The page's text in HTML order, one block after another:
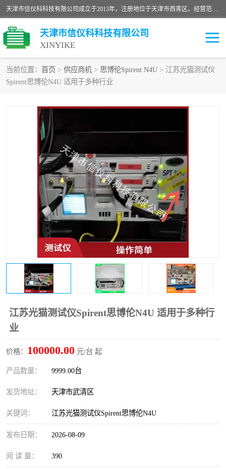
天津市信仪科科技有限公司成立于2013年，注册地位于天津市西青区。经营范围包括计算机软件、电子产品、仪器技术开发、技术转让、技术咨询、技术服务、网络工程、电子监控工程安装等；主要产品有：网络流量测试仪、Ixia XM2、XM12、XGS2、XGS12、400T、1600T、X16网络协议分析仪，Agilent N2X 等等各种型号，欢迎来电咨询。
天津市信仪科科技有限公司
XINYIKE
当前位置： 首页 > 供应商机 > 思博伦Spirent N4U > 江苏光猫测试仪
Spirent思博伦N4U 适用于多种行业
江苏光猫测试仪Spirent思博伦N4U 适用于多种行
业
价格： 100000.00 元/台 起
产品数量： 9999.00台
发货地址： 天津市武清区
关键词： 江苏光猫测试仪Spirent思博伦N4U
发布日期： 2026-08-09
阅 读 量： 390
思博伦Spirent C50
思博伦Spirent C100 思博伦Spirent N4U
思博伦Spirent N11U
思博伦600B 思博伦SPT-2000A-HS
思博伦Spirent SPT-3U 思博伦TestCenter
发包仪IXIA XGS2 思博伦Spirent SPT-9000A